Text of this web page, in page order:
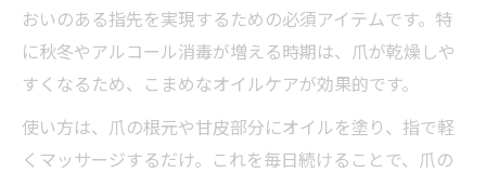
おいのある指先を実現するための必須アイテムです。特
に秋冬やアルコール消毒が増える時期は、爪が乾燥しや
すくなるため、こまめなオイルケアが効果的です。
使い方は、爪の根元や甘皮部分にオイルを塗り、指で軽
くマッサージするだけ。これを毎日続けることで、爪の